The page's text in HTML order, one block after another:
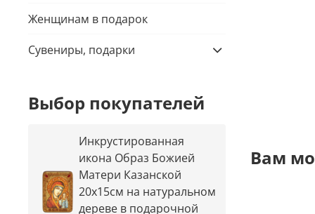
Вам
Женщинам в подарок
Сувениры, подарки
Выбор покупателей
Инкрустированная
икона Образ Божией
Матери Казанской
20х15см на натуральном
дереве в подарочной